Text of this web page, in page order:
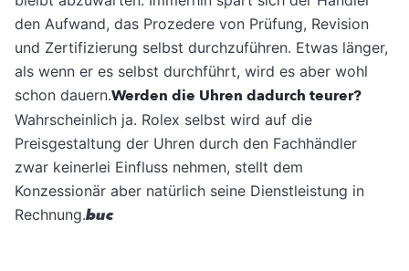
den Aufwand, das Prozedere von Prüfung, Revision
und Zertifizierung selbst durchzuführen. Etwas länger,
als wenn er es selbst durchführt, wird es aber wohl
schon dauern.Werden die Uhren dadurch teurer?
Wahrscheinlich ja. Rolex selbst wird auf die
Preisgestaltung der Uhren durch den Fachhändler
zwar keinerlei Einfluss nehmen, stellt dem
Konzessionär aber natürlich seine Dienstleistung in
Rechnung.buc